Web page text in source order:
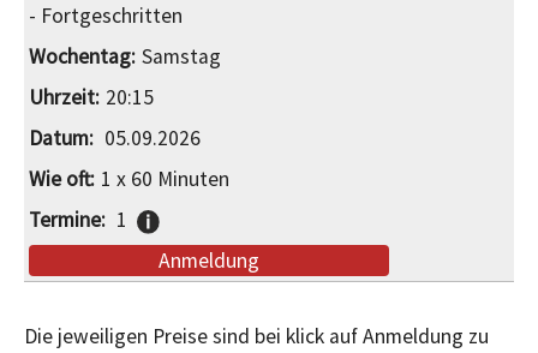
- Fortgeschritten
Samstag
20:15
05.09.2026
1 x 60 Minuten
1
Anmeldung
Die jeweiligen Preise sind bei klick auf Anmeldung zu